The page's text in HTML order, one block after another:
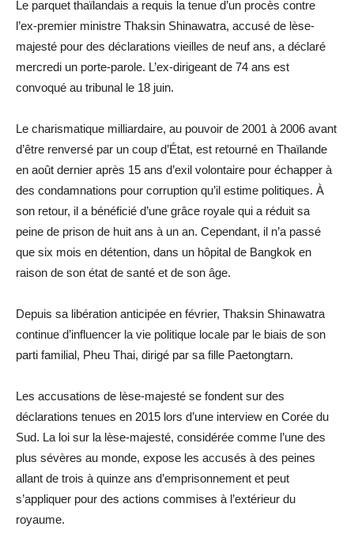
Le parquet thaïlandais a requis la tenue d’un procès contre
l’ex-premier ministre Thaksin Shinawatra, accusé de lèse-
majesté pour des déclarations vieilles de neuf ans, a déclaré
mercredi un porte-parole. L’ex-dirigeant de 74 ans est
convoqué au tribunal le 18 juin.
Le charismatique milliardaire, au pouvoir de 2001 à 2006 avant
d’être renversé par un coup d’État, est retourné en Thaïlande
en août dernier après 15 ans d’exil volontaire pour échapper à
des condamnations pour corruption qu’il estime politiques. À
son retour, il a bénéficié d’une grâce royale qui a réduit sa
peine de prison de huit ans à un an. Cependant, il n’a passé
que six mois en détention, dans un hôpital de Bangkok en
raison de son état de santé et de son âge.
Depuis sa libération anticipée en février, Thaksin Shinawatra
continue d’influencer la vie politique locale par le biais de son
parti familial, Pheu Thai, dirigé par sa fille Paetongtarn.
Les accusations de lèse-majesté se fondent sur des
déclarations tenues en 2015 lors d’une interview en Corée du
Sud. La loi sur la lèse-majesté, considérée comme l’une des
plus sévères au monde, expose les accusés à des peines
allant de trois à quinze ans d’emprisonnement et peut
s’appliquer pour des actions commises à l’extérieur du
royaume.